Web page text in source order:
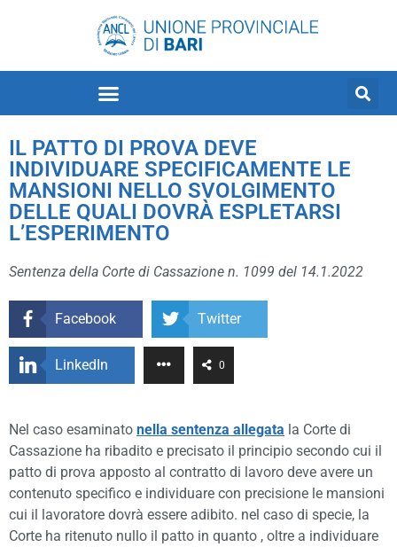
IL PATTO DI PROVA DEVE
INDIVIDUARE SPECIFICAMENTE LE
MANSIONI NELLO SVOLGIMENTO
DELLE QUALI DOVRÀ ESPLETARSI
L’ESPERIMENTO
Sentenza della Corte di Cassazione n. 1099 del 14.1.2022
Facebook Twitter
LinkedIn 0
Nel caso esaminato nella sentenza allegata la Corte di
Cassazione ha ribadito e precisato il principio secondo cui il
patto di prova apposto al contratto di lavoro deve avere un
contenuto specifico e individuare con precisione le mansioni
cui il lavoratore dovrà essere adibito. nel caso di specie, la
Corte ha ritenuto nullo il patto in quanto , oltre a individuare